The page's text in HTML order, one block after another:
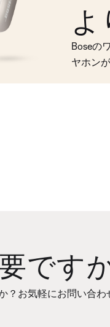
Boseの
ヤホン
です
？お気軽にお問い合わ